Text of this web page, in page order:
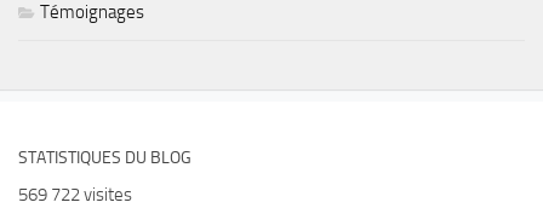
Témoignages
STATISTIQUES DU BLOG
569 722 visites